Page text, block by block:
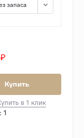
запаса
Купить
в 1 клик
1